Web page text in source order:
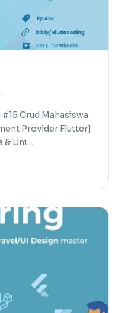
Crud Mahasiswa
Provider Flutter]
& Uni…